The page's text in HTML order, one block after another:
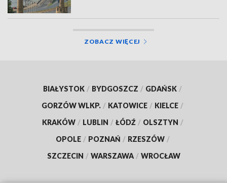
ZOBACZ WIĘCEJ
BIAŁYSTOK / BYDGOSZCZ / GDAŃSK /
GORZÓW WLKP. / KATOWICE / KIELCE /
KRAKÓW / LUBLIN / ŁÓDŹ / OLSZTYN /
OPOLE / POZNAŃ / RZESZÓW /
SZCZECIN / WARSZAWA / WROCŁAW